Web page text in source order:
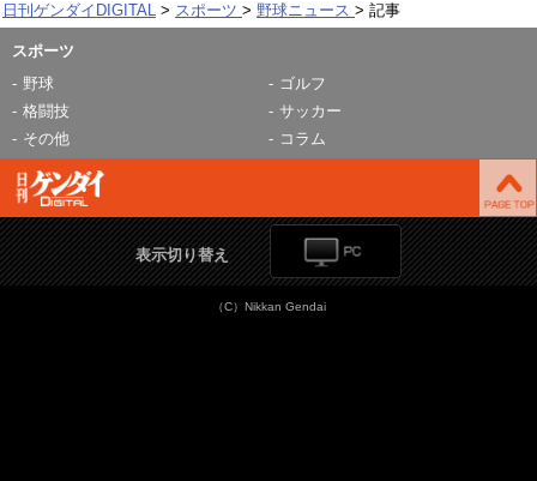
日刊ゲンダイDIGITAL スポーツ 野球ニュース 記事
スポーツ
野球
ゴルフ
格闘技
サッカー
その他
コラム
表示切り替え
（C）Nikkan Gendai